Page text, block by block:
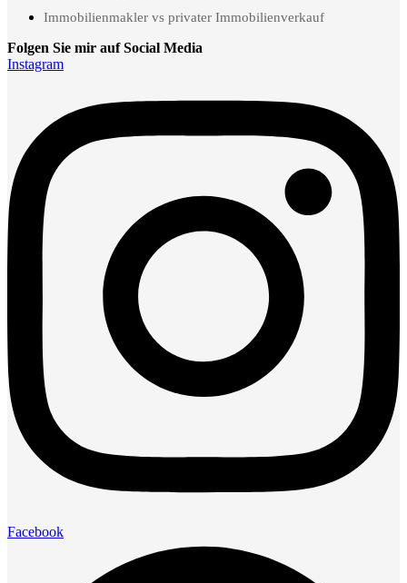
Immobilienmakler vs privater Immobilienverkauf
Folgen Sie mir auf Social Media
Instagram
Facebook